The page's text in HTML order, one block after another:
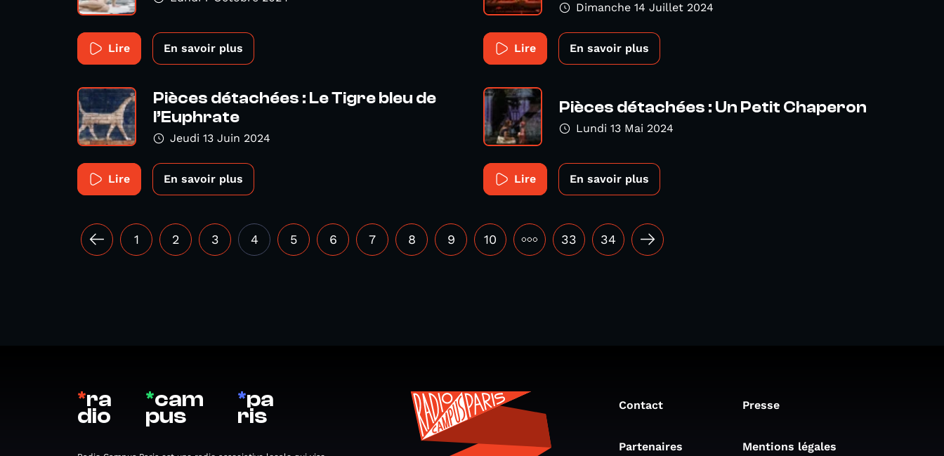
Lire En savoir plus
Dimanche 14 Juillet 2024
Lire En savoir plus
Pièces détachées : Le Tigre bleu de
l’Euphrate
Jeudi 13 Juin 2024
Lire En savoir plus
Pièces détachées : Un Petit Chaperon
Lundi 13 Mai 2024
Lire En savoir plus
1 2 3 4 5 6 7 8 9 10 ••• 33 34
*ra
dio
*cam
pus
*pa
ris Contact Presse
Partenaires Mentions légales